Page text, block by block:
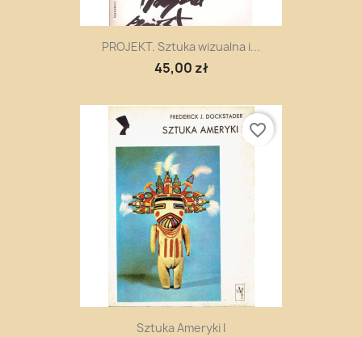
PROJEKT. Sztuka wizualna i...
45,00 zł
Sztuka Ameryki I
favorite_border